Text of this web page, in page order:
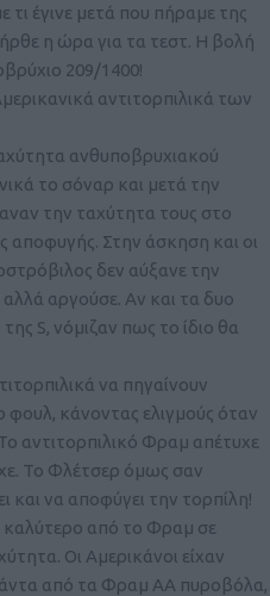
έγινε μετά που πήραμε της
η ώρα για τα τεστ. Η βολή
209/1400!
αντιτορπιλικά των
ανθυποβρυχιακού
το σόναρ και μετά την
την ταχύτητα τους στο
αποφυγής. Στην άσκηση και οι
δεν αύξανε την
αργούσε. Αν και τα δυο
S, νόμιζαν πως το ίδιο θα
να πηγαίνουν
κάνοντας ελιγμούς όταν
αντιτορπιλικό Φραμ απέτυχε
Το Φλέτσερ όμως σαν
και να αποφύγει την τορπίλη!
καλύτερο από το Φραμ σε
Οι Αμερικάνοι είχαν
από τα Φραμ ΑΑ πυροβόλα,